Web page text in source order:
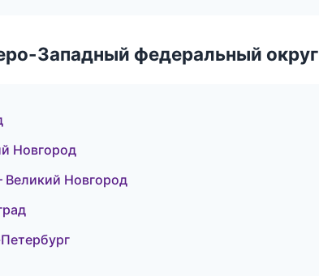
Западный федеральный округ
Новгород
Новгород